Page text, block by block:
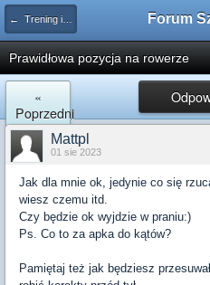
← Trening i zdrowie Forum
Prawidłowa pozycja na rowerze
«
Poprzedni
Mattpl
01 sie 2023
Jak dla mnie ok, jedynie co się
wiesz czemu itd.
Czy będzie ok wyjdzie w praniu:)
Ps. Co to za apka do kątów?
Pamiętaj też jak będziesz